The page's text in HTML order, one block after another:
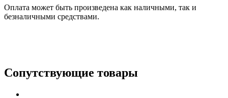
Оплата может быть произведена как наличными, так и
безналичными средствами.
Сопутствующие товары